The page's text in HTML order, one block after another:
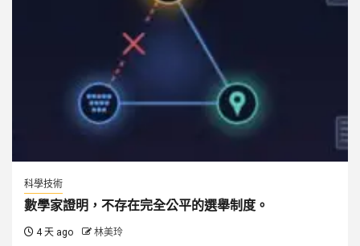
科學技術
數學家證明，不存在完全公平的選舉制度。
4 天 ago 林美玲